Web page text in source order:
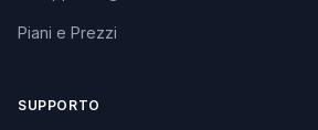
Piani e Prezzi
SUPPORTO